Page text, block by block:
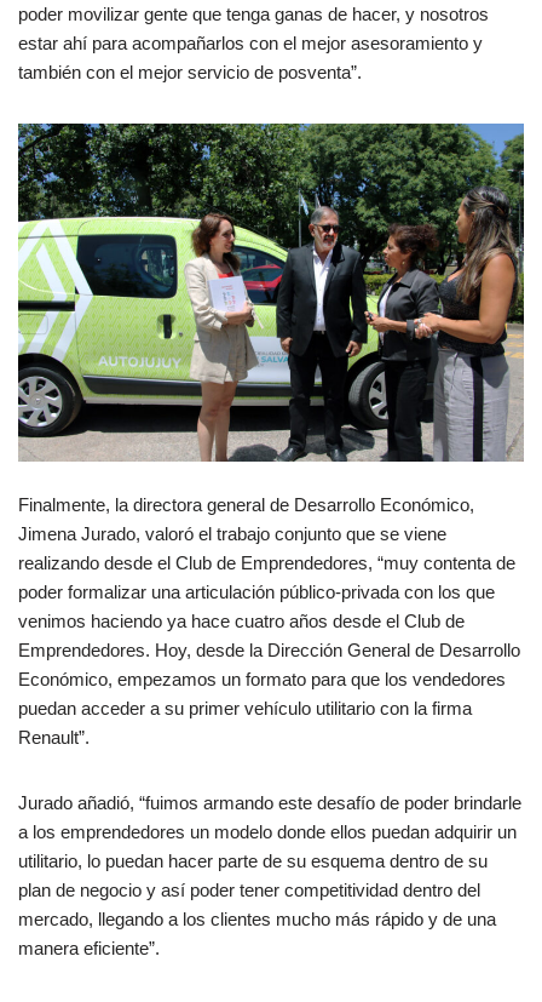
poder movilizar gente que tenga ganas de hacer, y nosotros
estar ahí para acompañarlos con el mejor asesoramiento y
también con el mejor servicio de posventa”.
Finalmente, la directora general de Desarrollo Económico,
Jimena Jurado, valoró el trabajo conjunto que se viene
realizando desde el Club de Emprendedores, “muy contenta de
poder formalizar una articulación público-privada con los que
venimos haciendo ya hace cuatro años desde el Club de
Emprendedores. Hoy, desde la Dirección General de Desarrollo
Económico, empezamos un formato para que los vendedores
puedan acceder a su primer vehículo utilitario con la firma
Renault”.
Jurado añadió, “fuimos armando este desafío de poder brindarle
a los emprendedores un modelo donde ellos puedan adquirir un
utilitario, lo puedan hacer parte de su esquema dentro de su
plan de negocio y así poder tener competitividad dentro del
mercado, llegando a los clientes mucho más rápido y de una
manera eficiente”.